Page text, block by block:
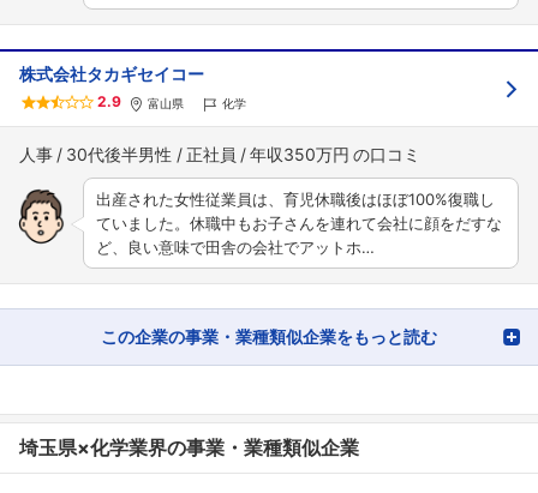
株式会社タカギセイコー
2.9 富山県 化学
人事 30代後半男性 正社員 年収350万円
出産された女性従業員は、育児休職後はほぼ100%復職し
ていました。休職中もお子さんを連れて会社に顔をだすな
ど、良い意味で田舎の会社でアットホ…
この企業の事業・業種類似企業をもっと読む
埼玉県×化学業界の事業・業種類似企業